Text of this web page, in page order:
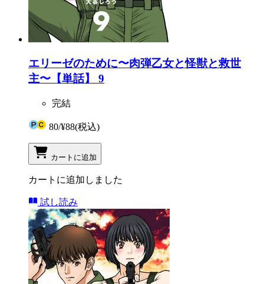
エリーゼのために〜肉弾乙女と怪獣と救世
主〜【単話】 9
完結
80/¥88(税込)
カートに追加
カートに追加しました
試し読み